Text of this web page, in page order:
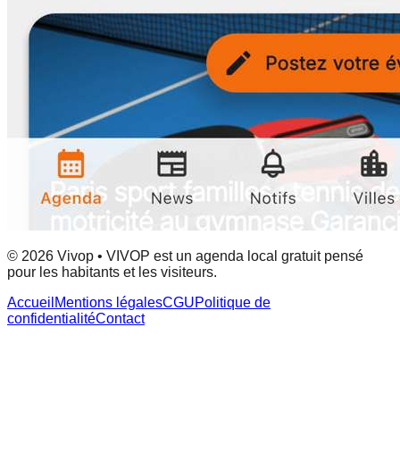
© 2026 Vivop • VIVOP est un agenda local gratuit pensé
pour les habitants et les visiteurs.
Accueil Mentions légalesCGUPolitique de
confidentialitéContact